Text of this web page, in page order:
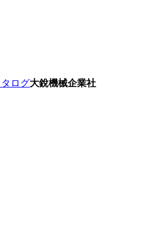
ログ大銳機械企業社